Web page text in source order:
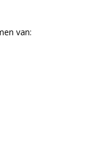
van: